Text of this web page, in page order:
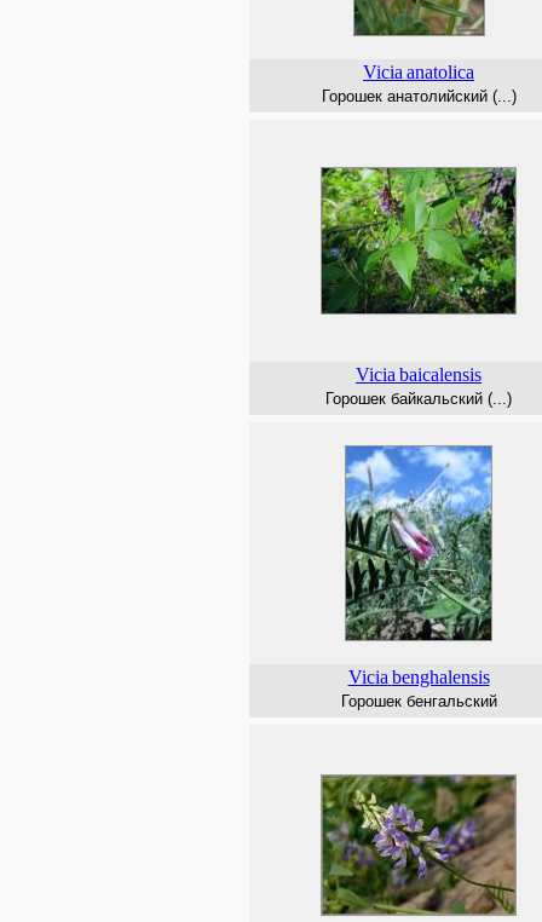
Vicia anatolica
Горошек анатолийский (...)
Vicia baicalensis
Горошек байкальский (...)
Vicia benghalensis
Горошек бенгальский